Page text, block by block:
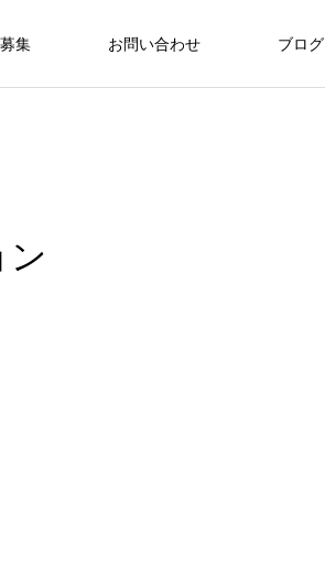
集 お問い合わせ ブログ
ン